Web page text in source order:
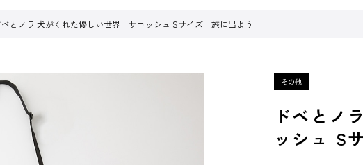
ベとノラ 犬がくれた優しい世界 サコッシュ Sサイズ 旅に出よう
ドベとノ
ッシュ S